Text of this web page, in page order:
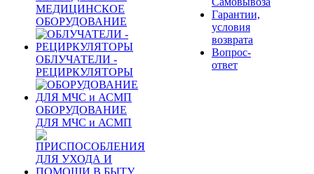
МЕДИЦИНСКОЕ
ОБОРУДОВАНИЕ
ОБЛУЧАТЕЛИ -
РЕЦИРКУЛЯТОРЫ
ОБОРУДОВАНИЕ
ДЛЯ МЧС и АСМП
Гарантии,
условия
возврата
Вопрос-
ответ